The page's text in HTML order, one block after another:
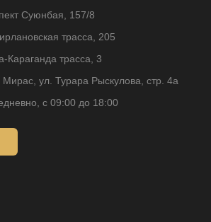
Суюнбая, 157/8
трасса, 205
Караганда трасса, 3
ул. Турара Рыскулова, стр. 4а
с 09:00 до 18:00